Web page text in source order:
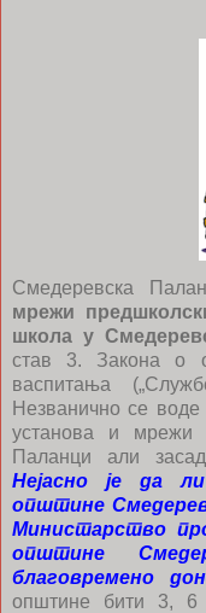
Смедеревска
мрежи
школа у
став 3. Закона о
васпитања
Незванично се
установа и мрежи
Паланци али
Нејасно је да
општине
Министарство
општине
благовремено
општине бити 3,